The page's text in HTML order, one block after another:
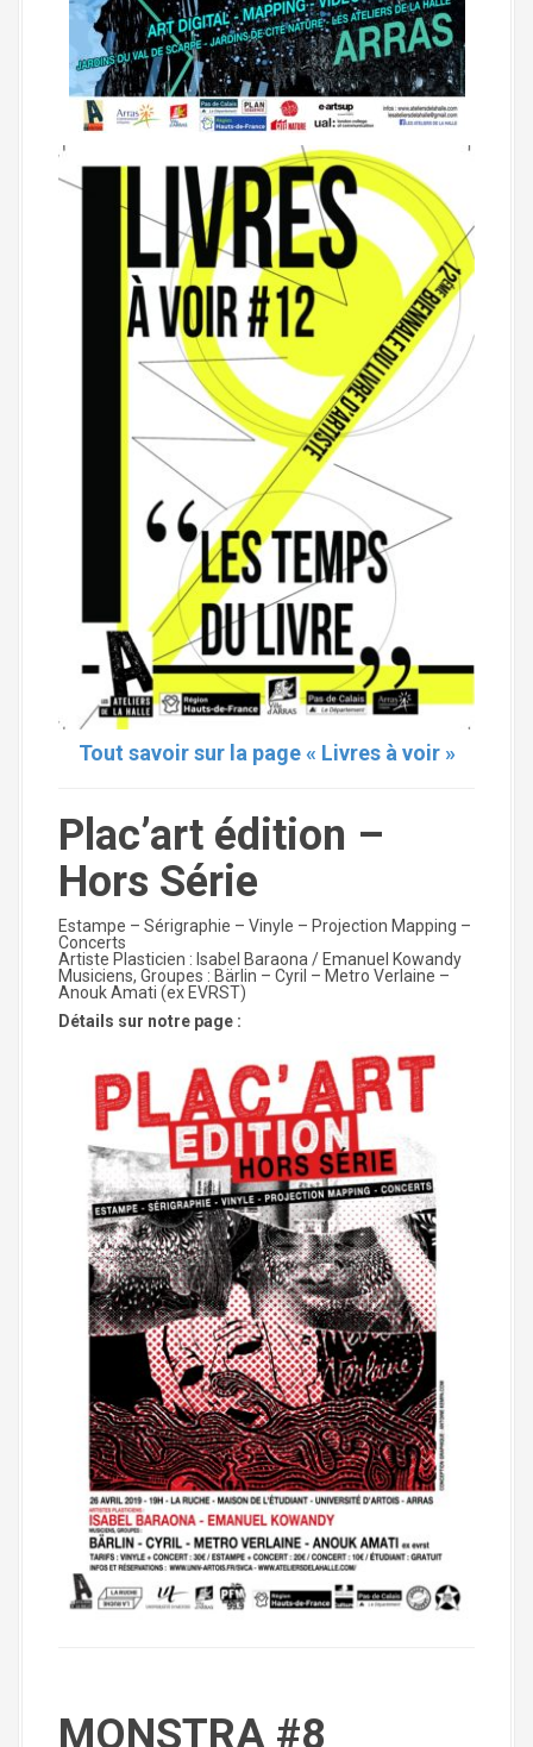
Tout savoir sur la page « Livres à voir »
Plac’art édition –
Hors Série
Estampe – Sérigraphie – Vinyle – Projection Mapping –
Concerts
Artiste Plasticien : Isabel Baraona / Emanuel Kowandy
Musiciens, Groupes : Bärlin – Cyril – Metro Verlaine –
Anouk Amati (ex EVRST)
Détails sur notre page :
MONSTRA #8